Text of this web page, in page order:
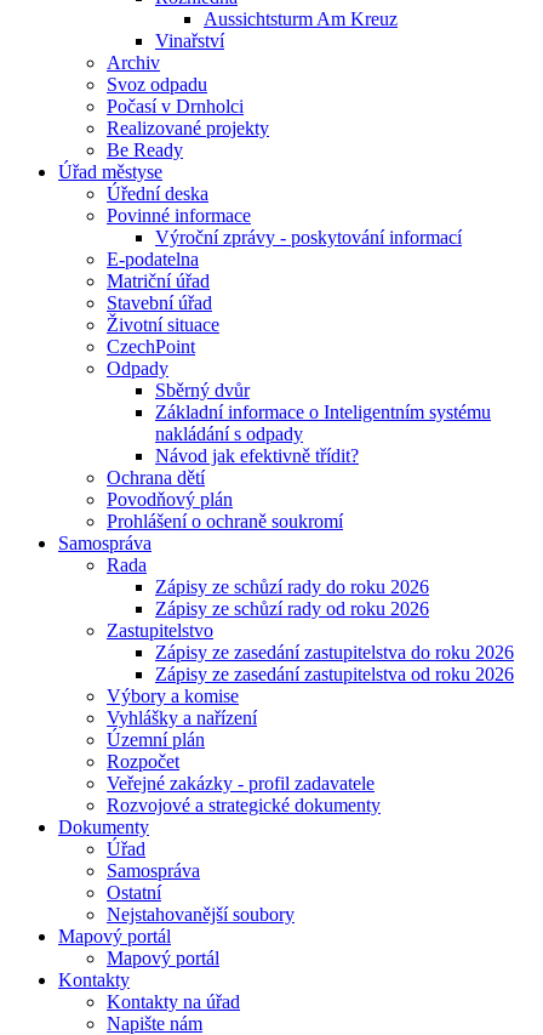
Aussichtsturm Am Kreuz
Vinařství
Archiv
Svoz odpadu
Počasí v Drnholci
Realizované projekty
Be Ready
Úřad městyse
Úřední deska
Povinné informace
Výroční zprávy - poskytování informací
E-podatelna
Matriční úřad
Stavební úřad
Životní situace
CzechPoint
Odpady
Sběrný dvůr
Základní informace o Inteligentním systému
nakládání s odpady
Návod jak efektivně třídit?
Ochrana dětí
Povodňový plán
Prohlášení o ochraně soukromí
Samospráva
Rada
Zápisy ze schůzí rady do roku 2026
Zápisy ze schůzí rady od roku 2026
Zastupitelstvo
Zápisy ze zasedání zastupitelstva do roku 2026
Zápisy ze zasedání zastupitelstva od roku 2026
Výbory a komise
Vyhlášky a nařízení
Územní plán
Rozpočet
Veřejné zakázky - profil zadavatele
Rozvojové a strategické dokumenty
Dokumenty
Úřad
Samospráva
Ostatní
Nejstahovanější soubory
Mapový portál
Mapový portál
Kontakty
Kontakty na úřad
Napište nám